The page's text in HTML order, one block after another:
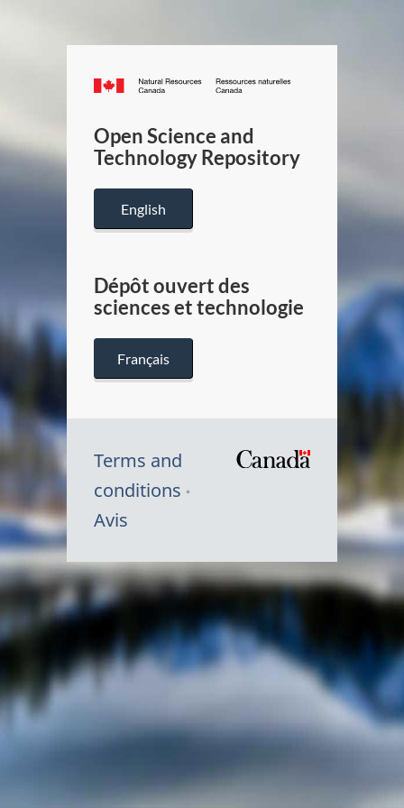
Canada.ca
/
Canada
Open Science and
Technology Repository
English
Dépôt ouvert des
sciences et technologie
Français
Terms and
conditions
Avis
Symbole
du
Canada